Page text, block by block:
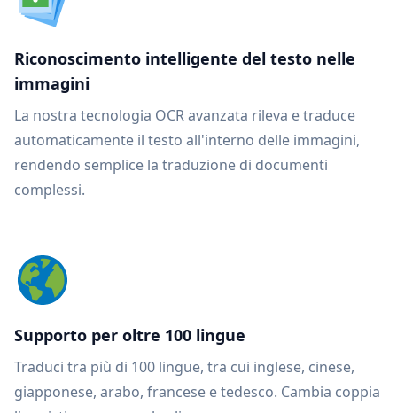
Riconoscimento intelligente del testo nelle
immagini
La nostra tecnologia OCR avanzata rileva e traduce
automaticamente il testo all'interno delle immagini,
rendendo semplice la traduzione di documenti
complessi.
Supporto per oltre 100 lingue
Traduci tra più di 100 lingue, tra cui inglese, cinese,
giapponese, arabo, francese e tedesco. Cambia coppia